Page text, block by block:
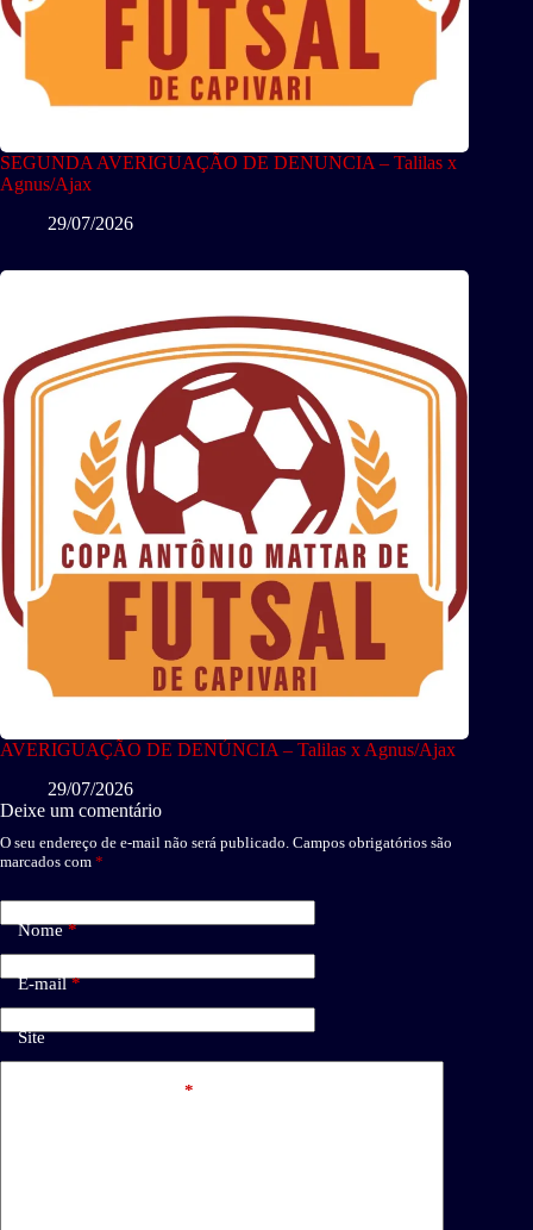
SEGUNDA AVERIGUAÇÃO DE DENUNCIA – Talilas x
Agnus/Ajax
29/07/2026
AVERIGUAÇÃO DE DENÚNCIA – Talilas x Agnus/Ajax
29/07/2026
Deixe um comentário
O seu endereço de e-mail não será publicado. Campos obrigatórios são
marcados com *
Nome*
E-mail*
Site
*